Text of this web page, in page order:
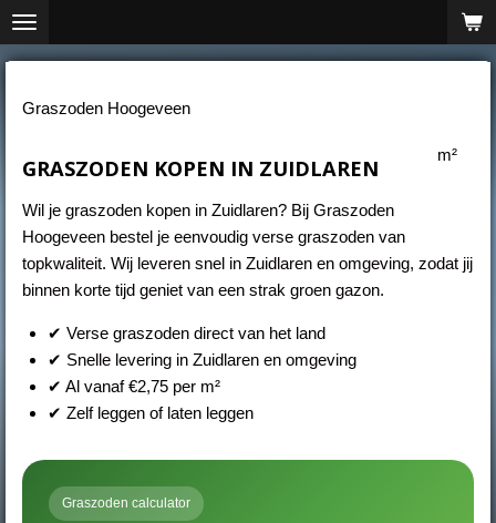
Ga
direct
deGraszoden Hoogeveen
GRASZODEN KOPEN IN ZUIDLAREN
Wil je graszoden kopen in Zuidlaren? Bij Graszoden
Hoogeveen bestel je eenvoudig verse graszoden van
topkwaliteit. Wij leveren snel in Zuidlaren en omgeving, zodat jij
binnen korte tijd geniet van een strak groen gazon.
✔ Verse graszoden direct van het land
✔ Snelle levering in Zuidlaren en omgeving
✔ Al vanaf €2,75 per m²
✔ Zelf leggen of laten leggen
Graszoden calculator
m²